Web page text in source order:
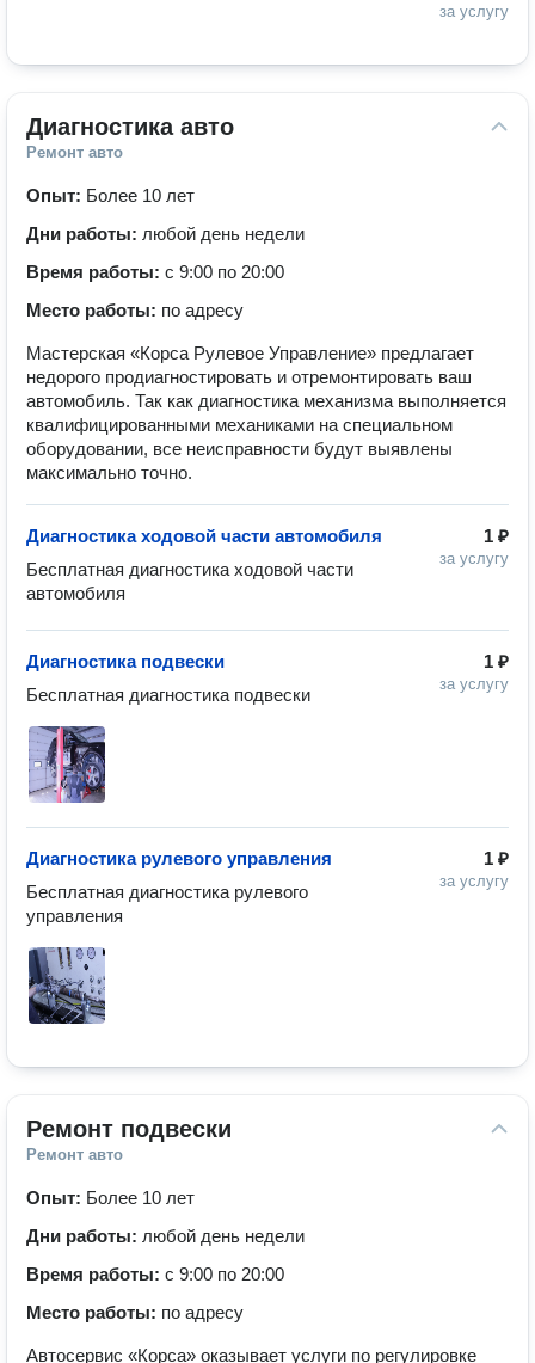
за услугу
Диагностика авто
Ремонт авто
Опыт: Более 10 лет
Дни работы: любой день недели
Время работы: с 9:00 по 20:00
Место работы: по адресу
Мастерская «Корса Рулевое Управление» предлагает
недорого продиагностировать и отремонтировать ваш
автомобиль. Так как диагностика механизма выполняется
квалифицированными механиками на специальном
оборудовании, все неисправности будут выявлены
максимально точно.
1 ₽
за услугу
Диагностика ходовой части автомобиля
Бесплатная диагностика ходовой части
автомобиля
1 ₽
за услугу
Диагностика подвески
Бесплатная диагностика подвески
1 ₽
за услугу
Диагностика рулевого управления
Бесплатная диагностика рулевого
управления
Ремонт подвески
Ремонт авто
Опыт: Более 10 лет
Дни работы: любой день недели
Время работы: с 9:00 по 20:00
Место работы: по адресу
Автосервис «Корса» оказывает услуги по регулировке